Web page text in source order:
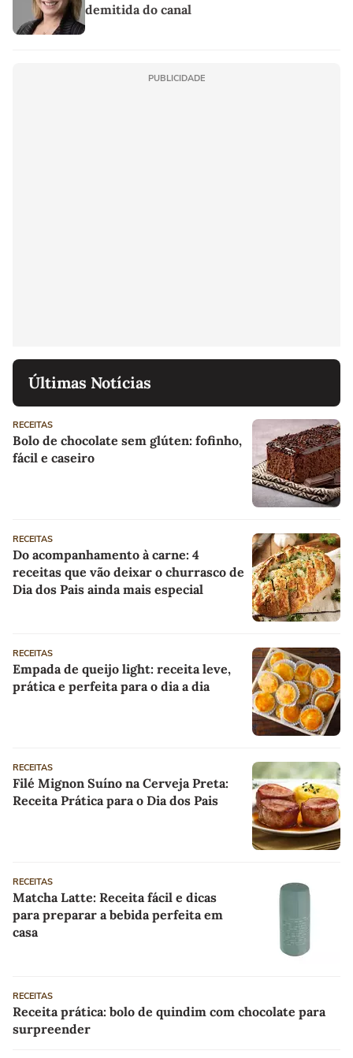
demitida do canal
PUBLICIDADE
Últimas Notícias
RECEITAS
Bolo de chocolate sem glúten: fofinho,
fácil e caseiro
RECEITAS
Do acompanhamento à carne: 4
receitas que vão deixar o churrasco de
Dia dos Pais ainda mais especial
RECEITAS
Empada de queijo light: receita leve,
prática e perfeita para o dia a dia
RECEITAS
Filé Mignon Suíno na Cerveja Preta:
Receita Prática para o Dia dos Pais
RECEITAS
Matcha Latte: Receita fácil e dicas
para preparar a bebida perfeita em
casa
RECEITAS
Receita prática: bolo de quindim com chocolate para
surpreender